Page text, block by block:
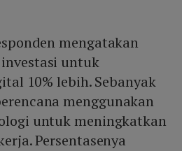
mengatakan
untuk
10% lebih. Sebanyak
menggunakan
untuk meningkatkan
Persentasenya